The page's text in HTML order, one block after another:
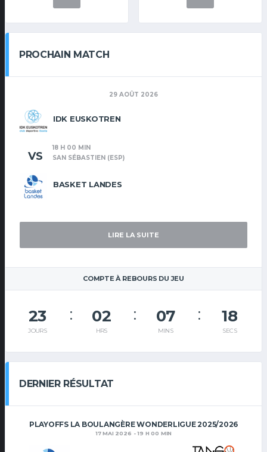
PROCHAIN MATCH
29 AOÛT 2026
IDK EUSKOTREN
BASKET LANDES
VS
18 H 00 MIN
SAN SÉBASTIEN (ESP)
LIRE LA SUITE
COMPTE À REBOURS DU JEU
23
JOURS
02
HRS
07
MINS
17
SECS
DERNIER RÉSULTAT
PLAYOFFS LA BOULANGÈRE WONDERLIGUE 2025/2026
17 MAI 2026 - 19 H 00 MIN